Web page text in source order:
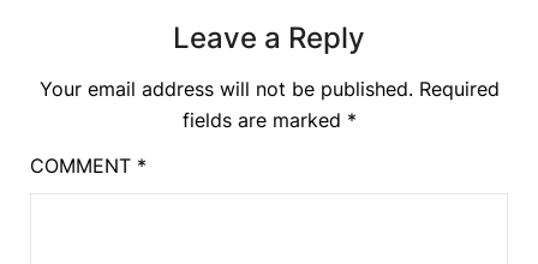
Leave a Reply
Your email address will not be published. Required
fields are marked *
COMMENT *